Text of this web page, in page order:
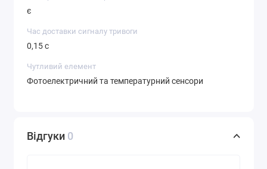
є
Час доставки сигналу тривоги
0,15 с
Чутливий елемент
Фотоелектричний та температурний сенсори
Відгуки 0